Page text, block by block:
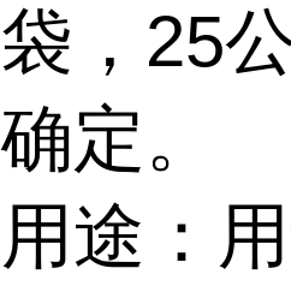
袋，25
确定。
用途：